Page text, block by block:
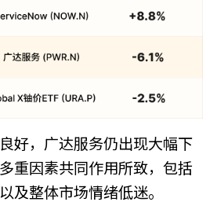
好，广达服务仍出现大幅下
重因素共同作用所致，包括
及整体市场情绪低迷。